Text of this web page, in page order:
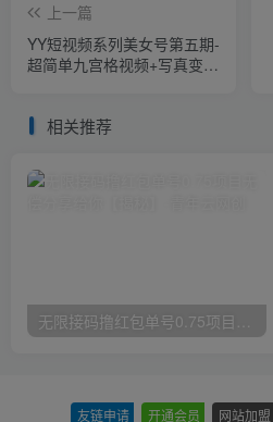
上一篇
YY短视频系列美女号第五期-
超简单九宫格视频+写真变现
相关推荐
无限接码撸红包单号0.75项目无偿分享给你【揭秘】
友链申请 开通会员 网站加盟